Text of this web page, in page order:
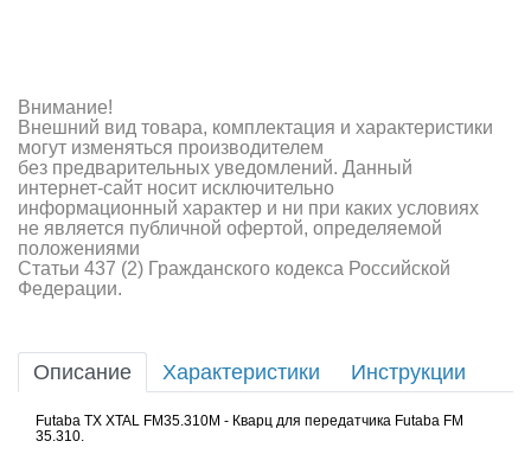
Аппаратура и электроника
Аккумуляторы и батарейки
Зарядные устройства и блоки питания
Двигатели
Инструмент,измерительные приборы,расходники
Оптовая продажа запчастей для моделей
Внимание!
Внешний вид товара, комплектация и характеристики
могут изменяться производителем
без предварительных уведомлений. Данный
интернет-сайт носит исключительно
информационный характер и ни при каких условиях
не является публичной офертой, определяемой
положениями
Статьи 437 (2) Гражданского кодекса Российской
Федерации.
Описание Характеристики Инструкции
Futaba TX XTAL FM35.310M - Кварц для передатчика Futaba FM
35.310.